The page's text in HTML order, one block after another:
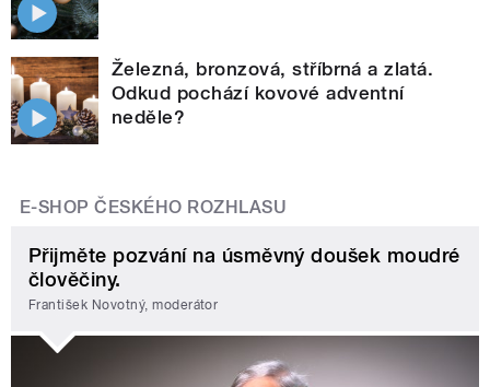
Železná, bronzová, stříbrná a zlatá.
Odkud pochází kovové adventní
neděle?
E-SHOP ČESKÉHO ROZHLASU
Přijměte pozvání na úsměvný doušek moudré
člověčiny.
František Novotný, moderátor